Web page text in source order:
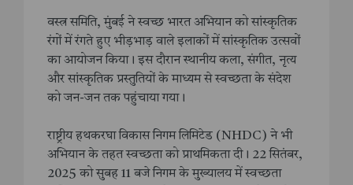
वस्त्र समिति, मुंबई ने स्वच्छ भारत अभियान को सांस्कृतिक
रंगों में रंगते हुए भीड़भाड़ वाले इलाकों में सांस्कृतिक उत्सवों
का आयोजन किया। इस दौरान स्थानीय कला, संगीत, नृत्य
और सांस्कृतिक प्रस्तुतियों के माध्यम से स्वच्छता के संदेश
को जन-जन तक पहुंचाया गया।
राष्ट्रीय हथकरघा विकास निगम लिमिटेड (NHDC) ने भी
अभियान के तहत स्वच्छता को प्राथमिकता दी। 22 सितंबर,
2025 को सुबह 11 बजे निगम के मुख्यालय में स्वच्छता